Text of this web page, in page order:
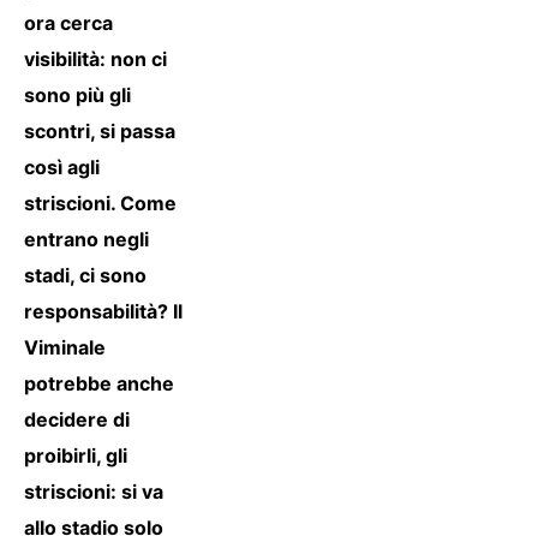
ora cerca
visibilità: non ci
sono più gli
scontri, si passa
così agli
striscioni. Come
entrano negli
stadi, ci sono
responsabilità? Il
Viminale
potrebbe anche
decidere di
proibirli, gli
striscioni: si va
allo stadio solo